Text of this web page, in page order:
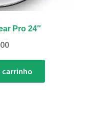
Pro 24″
carrinho